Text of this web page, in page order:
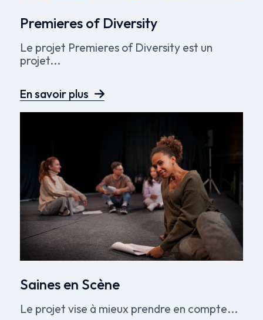
Premieres of Diversity
Le projet Premieres of Diversity est un
projet...
En savoir plus
Saines en Scène
Le projet vise à mieux prendre en compte...